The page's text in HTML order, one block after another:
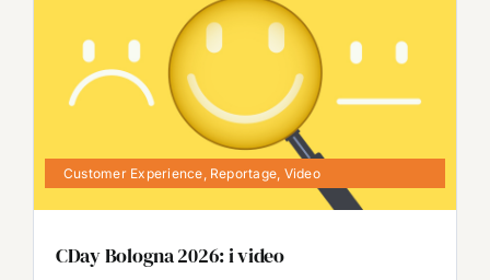
Customer Experience Reportage Video
CDay Bologna 2026: i video